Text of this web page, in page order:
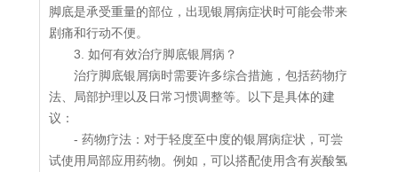
脚底是承受重量的部位，出现银屑病症状时可能会带来
剧痛和行动不便。
3. 如何有效治疗脚底银屑病？
治疗脚底银屑病时需要许多综合措施，包括药物疗
法、局部护理以及日常习惯调整等。以下是具体的建
议：
- 药物疗法：对于轻度至中度的银屑病症状，可尝
试使用局部应用药物。例如，可以搭配使用含有炭酸氢